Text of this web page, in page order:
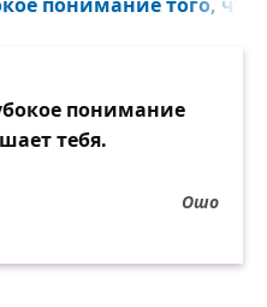
понимание
тебя.
Ошо